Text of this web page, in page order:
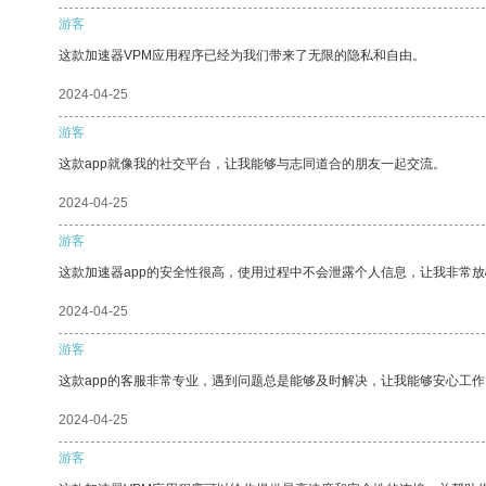
游客
这款加速器VPM应用程序已经为我们带来了无限的隐私和自由。
2024-04-25
游客
这款app就像我的社交平台，让我能够与志同道合的朋友一起交流。
2024-04-25
游客
这款加速器app的安全性很高，使用过程中不会泄露个人信息，让我非常
2024-04-25
游客
这款app的客服非常专业，遇到问题总是能够及时解决，让我能够安心工
2024-04-25
游客